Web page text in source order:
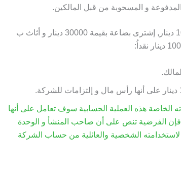
بدأ السيد يوسف بإنشاء شركة بإستثمار رأس مال قدره 100000 دينار, إشترى بضاعة بقيمة 30000 دينار و أثاث ب
نقداً أو بضاعة لغاياته الخاصة هذه العملية الحسابية سوف تعامل على أنها
الفرضية تنص على أن صاحب المنشأ و الوحدة
الشخصية والعائلية من حساب الشركة